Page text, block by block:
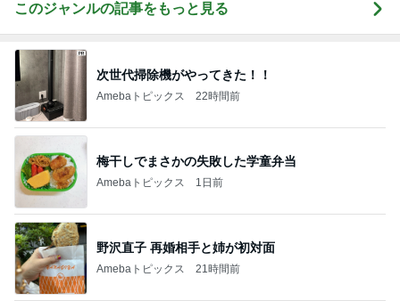
このジャンルの記事をもっと見る
次世代掃除機がやってきた！！
Amebaトピックス 22時間前
梅干しでまさかの失敗した学童弁当
Amebaトピックス 1日前
野沢直子 再婚相手と姉が初対面
Amebaトピックス 21時間前